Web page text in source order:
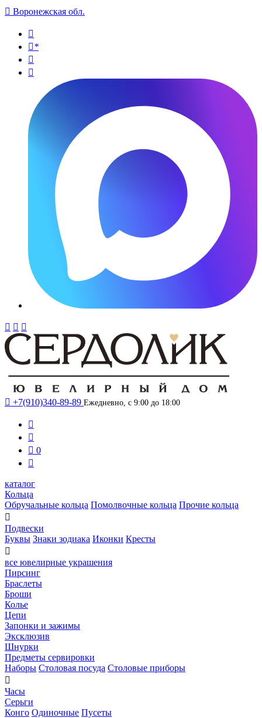
 Воронежская обл.

*


  
 +7(910)340-89-89 Ежедневно, с 9:00 до 18:00


 0

каталог
Кольца
Обручальные кольца Помолвочные кольца Прочие кольца

Подвески
Буквы Знаки зодиака Иконки Кресты

все ювелирные украшения
Пирсинг
Браслеты
Броши
Колье
Цепи
Запонки и зажимы
Эксклюзив
Шнурки
Предметы сервировки
Наборы Столовая посуда Столовые приборы

Часы
Серьги
Конго Одиночные Пусеты